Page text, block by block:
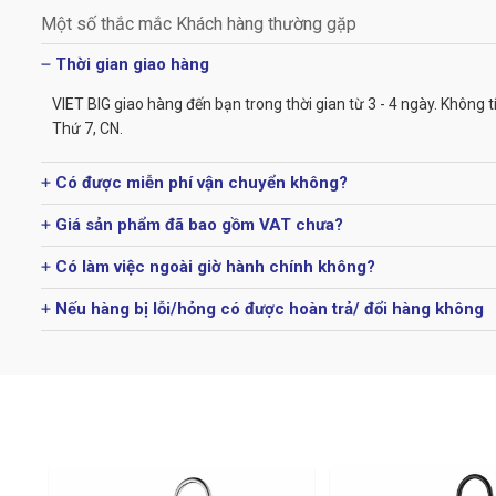
Một số thắc mắc Khách hàng thường gặp
Thời gian giao hàng
VIET BIG giao hàng đến bạn trong thời gian từ 3 - 4 ngày. Không
Thứ 7, CN.
Có được miễn phí vận chuyển không?
Giá sản phẩm đã bao gồm VAT chưa?
Có làm việc ngoài giờ hành chính không?
Nếu hàng bị lỗi/hỏng có được hoàn trả/ đổi hàng không